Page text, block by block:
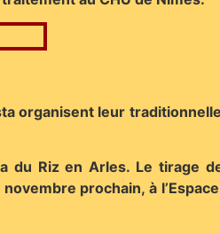
organisent leur
du Riz en Arles. Le tirage
prochain, à